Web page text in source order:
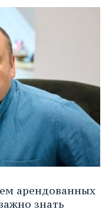
арендованных
знать